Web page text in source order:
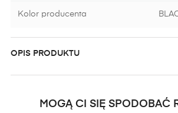
Kolor producenta
OPIS PRODUKTU
MOGĄ CI SIĘ SPODOBAĆ